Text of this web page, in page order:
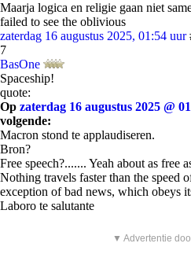
Maarja logica en religie gaan niet
failed to see the oblivious
zaterdag 16 augustus 2025, 01:54 uur
7
BasOne
Spaceship!
quote:
Op zaterdag 16 augustus 2025 @
volgende:
Macron stond te applaudiseren.
Bron?
Free speech?....... Yeah about as free
Nothing travels faster than the speed
exception of bad news, which obeys
Laboro te salutante
▼ Advertentie